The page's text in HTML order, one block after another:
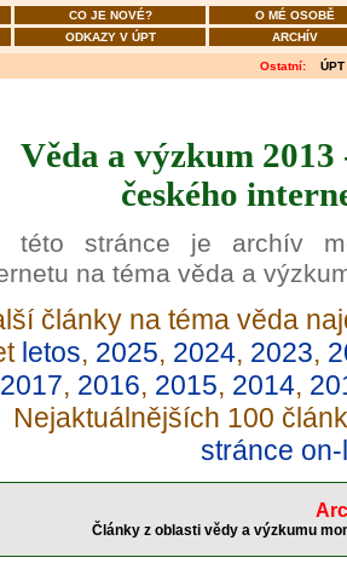
CO JE NOVÉ?
O MÉ OSOBĚ
ODKAZY V ÚPT ARCHÍV
Ostatní: ÚPT
Věda a výzkum
českého
této stránce je archív
na téma věda a
články na téma věda
letos, 2025, 2024, 2023,
2017, 2016, 2015, 2014,
Nejaktuálnějších 100
stránce
Články z oblasti vědy a výzkumu